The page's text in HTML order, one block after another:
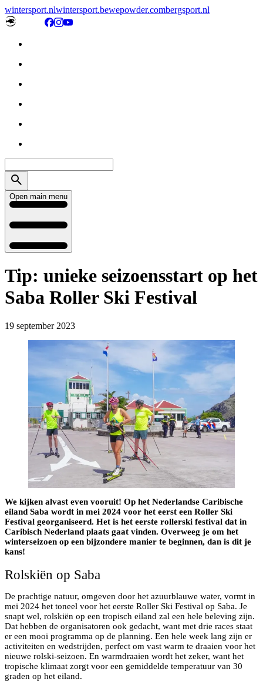
wintersport.nlwintersport.bewepowder.combergsport.nl
Open main menu
Tip: unieke seizoensstart op het
Saba Roller Ski Festival
19 september 2023
We kijken alvast even vooruit! Op het Nederlandse Caribische
eiland Saba wordt in mei 2024 voor het eerst een Roller Ski
Festival georganiseerd. Het is het eerste rollerski festival dat in
Caribisch Nederland plaats gaat vinden. Overweeg je om het
winterseizoen op een bijzondere manier te beginnen, dan is dit je
kans!
Rolskiën op Saba
De prachtige natuur, omgeven door het azuurblauwe water, vormt in
mei 2024 het toneel voor het eerste Roller Ski Festival op Saba. Je
snapt wel, rolskiën op een tropisch eiland zal een hele beleving zijn.
Dat hebben de organisatoren ook gedacht, want met drie races staat
er een mooi programma op de planning. Een hele week lang zijn er
activiteiten en wedstrijden, perfect om vast warm te draaien voor het
nieuwe rolski-seizoen. En warmdraaien wordt het zeker, want het
tropische klimaat zorgt voor een gemiddelde temperatuur van 30
graden op het eiland.